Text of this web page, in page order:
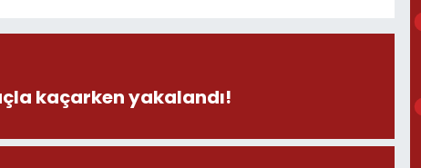
kaçarken yakalandı!